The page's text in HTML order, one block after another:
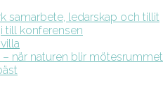
samarbete, ledarskap och tillit
till konferensen
när naturen blir mötesrummet